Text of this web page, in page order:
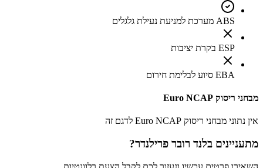
ABS מערכת למניעת נעילת גלגלים
ESP בקרת יציבות
EBA סיוע לבלימת חירום
מבחני ריסוק Euro NCAP
אין נתוני מבחני ריסוק Euro NCAP לדגם זה
מתעניינים בלנד רובר פרילנדר?